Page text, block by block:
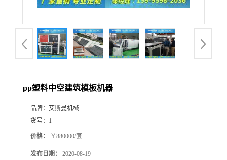
pp塑料中空建筑模板机器
品牌： 艾斯曼机械
货号： 1
价格： ￥880000/套
发布日期： 2020-08-19